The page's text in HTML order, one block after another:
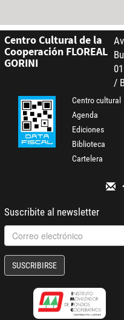
Centro Cultural de la
Cooperación FLOREAL
GORINI
/
Centro cultural
Agenda
Ediciones
Biblioteca
Cartelera
Suscribite al newsletter
SUSCRIBIRSE